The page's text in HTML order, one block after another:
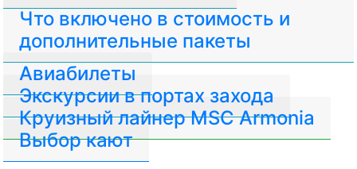
Авиабилеты
Что включено в стоимость и
дополнительные пакеты
Экскурсии в портах захода
Круизный лайнер MSC Armonia
Выбор кают